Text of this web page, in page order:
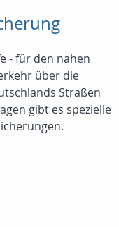
- für den nahen
über die
Straßen
gibt es spezielle